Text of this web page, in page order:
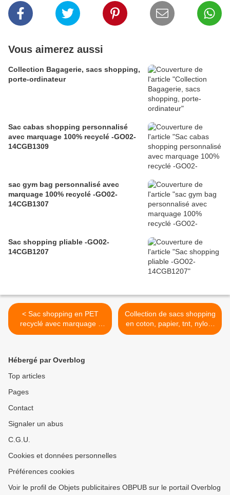
Vous aimerez aussi
Collection Bagagerie, sacs shopping,
porte-ordinateur
Sac cabas shopping personnalisé
avec marquage 100% recyclé -GO02-
14CGB1309
sac gym bag personnalisé avec
marquage 100% recyclé -GO02-
14CGB1307
Sac shopping pliable -GO02-
14CGB1207
< Sac shopping en PET
recyclé avec marquage -
Ref: 11SPET1
Collection de sacs shopping
en coton, papier, tnt, nylon,
jute avec marquage >
Hébergé par Overblog
Top articles
Pages
Contact
Signaler un abus
C.G.U.
Cookies et données personnelles
Préférences cookies
Voir le profil de Objets publicitaires OBPUB sur le portail Overblog